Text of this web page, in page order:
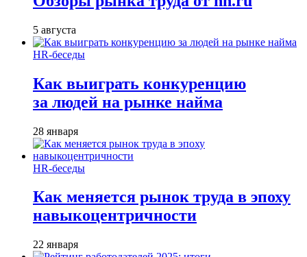
5 августа
HR-беседы
Как выиграть конкуренцию
за людей на рынке найма
28 января
HR-беседы
Как меняется рынок труда в эпоху
навыкоцентричности
22 января